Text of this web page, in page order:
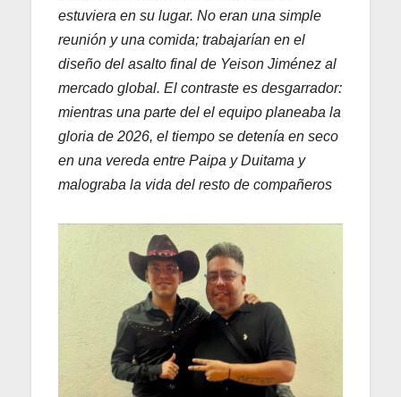
estuviera en su lugar. No eran una simple
reunión y una comida; trabajarían en el
diseño del asalto final de Yeison Jiménez al
mercado global. El contraste es desgarrador:
mientras una parte del el equipo planeaba la
gloria de 2026, el tiempo se detenía en seco
en una vereda entre Paipa y Duitama y
malograba la vida del resto de compañeros